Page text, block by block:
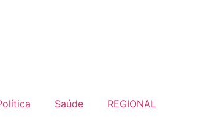
Saúde REGIONAL